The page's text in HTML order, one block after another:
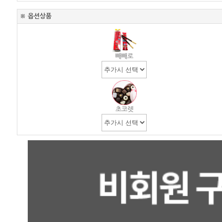
※ 옵션상품
빼빼로
초코렛